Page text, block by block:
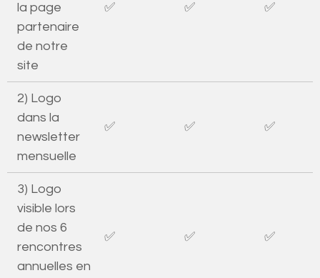
la page
partenaire
de notre
site
✅ ✅ ✅
2) Logo
dans la
newsletter
mensuelle
✅ ✅ ✅
3) Logo
visible lors
de nos 6
rencontres
annuelles en
✅ ✅ ✅